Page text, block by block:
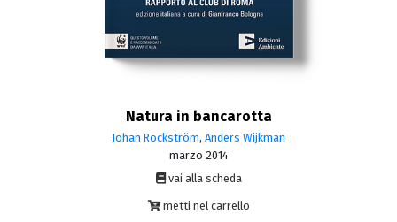
Natura in bancarotta
Johan Rockström, Anders Wijkman
marzo 2014
vai alla scheda
metti nel carrello